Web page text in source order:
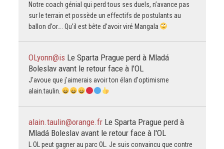
Notre coach génial qui perd tous ses duels, n’avance pas
sur le terrain et possède un effectifs de postulants au
ballon d’or…. Qu’il est bête d’avoir viré Mangala
OLyonn@is Le Sparta Prague perd à Mladá
Boleslav avant le retour face à l'OL
J'avoue que j'aimerais avoir ton élan d'optimisme
alain.taulin.
alain.taulin@orange.fr Le Sparta Prague perd à
Mladá Boleslav avant le retour face à l'OL
L OL peut gagner au parc OL. Je suis convaincu que contre